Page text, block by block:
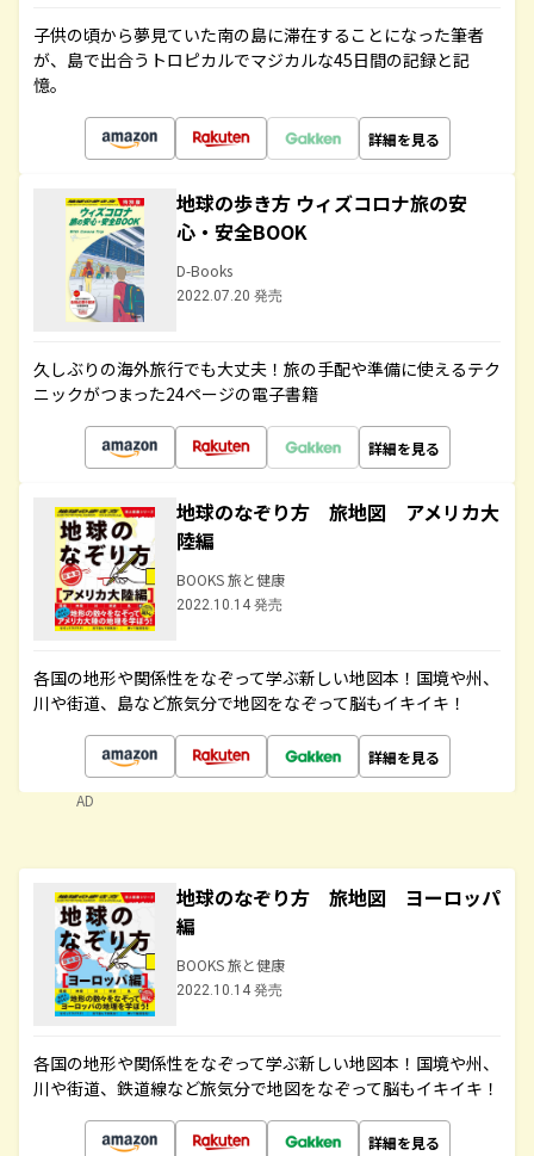
子供の頃から夢見ていた南の島に滞在することになった筆者
が、島で出合うトロピカルでマジカルな45日間の記録と記
憶。
詳細を見る
地球の歩き方 ウィズコロナ旅の安
心・安全BOOK
D-Books
2022.07.20 発売
久しぶりの海外旅行でも大丈夫！旅の手配や準備に使えるテク
ニックがつまった24ページの電子書籍
詳細を見る
地球のなぞり方 旅地図 アメリカ大
陸編
BOOKS 旅と健康
2022.10.14 発売
各国の地形や関係性をなぞって学ぶ新しい地図本！国境や州、
川や街道、島など旅気分で地図をなぞって脳もイキイキ！
詳細を見る
AD
地球のなぞり方 旅地図 ヨーロッパ
編
BOOKS 旅と健康
2022.10.14 発売
各国の地形や関係性をなぞって学ぶ新しい地図本！国境や州、
川や街道、鉄道線など旅気分で地図をなぞって脳もイキイキ！
詳細を見る